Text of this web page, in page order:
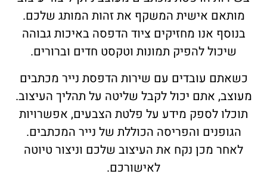
מותאם אישית המשקף את זהות המותג שלכם.
בנוסף אנו מחזיקים ציוד הדפסה באיכות גבוהה
שיכול להפיק תמונות וטקסט חדים וברורים.
כשאתם עובדים עם שירות הדפסת נייר מכתבים
מעוצב, אתם יכול לקבל שליטה על תהליך העיצוב.
תוכלו לספק מידע על פלטת הצבעים, אפשרויות
הגופנים והפריסה הכוללת של נייר המכתבים.
לאחר מכן נקח את העיצוב שלכם וניצור טיוטה
לאישורכם.